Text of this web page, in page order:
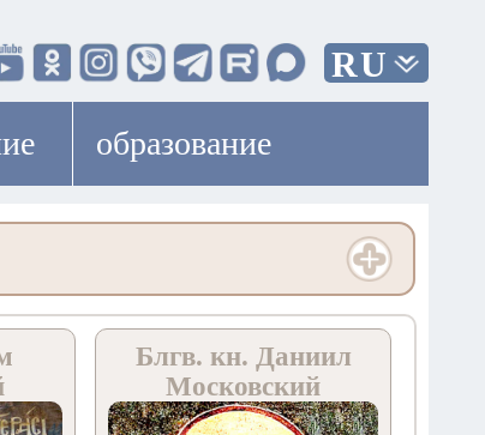
RU
образование
Блгв. кн. Даниил
Московский